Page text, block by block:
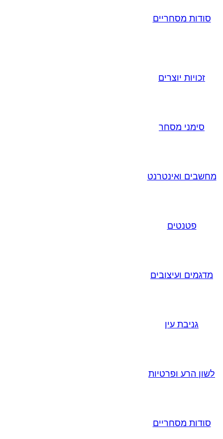
סודות מסחריים
זכויות יוצרים
סימני מסחר
מחשבים ואינטרנט
פטנטים
מדגמים ועיצובים
גניבת עין
לשון הרע ופרטיות
סודות מסחריים